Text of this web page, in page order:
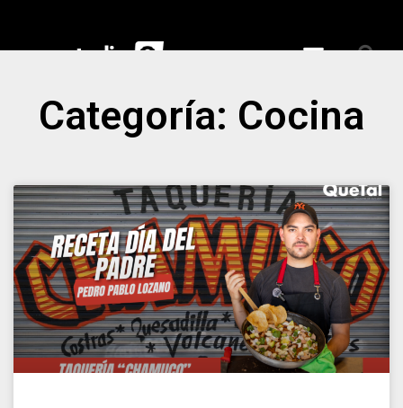
Categoría: Cocina